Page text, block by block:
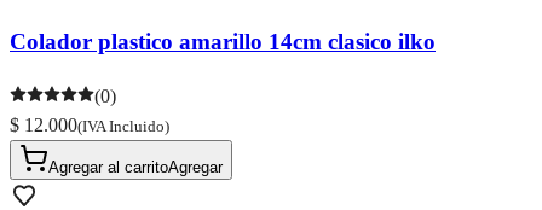
Colador plastico amarillo 14cm clasico ilko
(0)
$ 12.000(IVA Incluido)
Agregar al carritoAgregar